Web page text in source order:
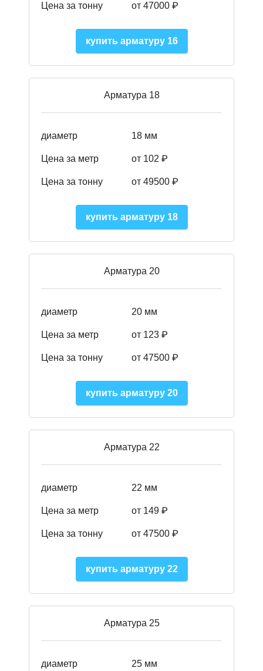
Цена за тонну от 47000 ₽
купить арматуру 16
Арматура 18
диаметр 18 мм
Цена за метр от 102 ₽
Цена за тонну от 49500 ₽
купить арматуру 18
Арматура 20
диаметр 20 мм
Цена за метр от 123 ₽
Цена за тонну от 47500 ₽
купить арматуру 20
Арматура 22
диаметр 22 мм
Цена за метр от 149 ₽
Цена за тонну от 47500 ₽
купить арматуру 22
Арматура 25
диаметр 25 мм